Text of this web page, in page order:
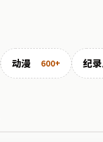
动漫 600+ 纪